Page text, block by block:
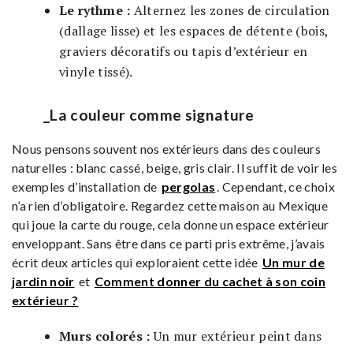
Le rythme : Alternez les zones de circulation
(dallage lisse) et les espaces de détente (bois,
graviers décoratifs ou tapis d’extérieur en
vinyle tissé).
_La couleur comme signature
Nous pensons souvent nos extérieurs dans des couleurs
naturelles : blanc cassé, beige, gris clair. Il suffit de voir les
exemples d’installation de pergolas. Cependant, ce choix
n’a rien d’obligatoire. Regardez cette maison au Mexique
qui joue la carte du rouge, cela donne un espace extérieur
enveloppant. Sans être dans ce parti pris extrême, j’avais
écrit deux articles qui exploraient cette idée Un mur de
jardin noir et Comment donner du cachet à son coin
extérieur ?
Murs colorés :Un mur extérieur peint dans